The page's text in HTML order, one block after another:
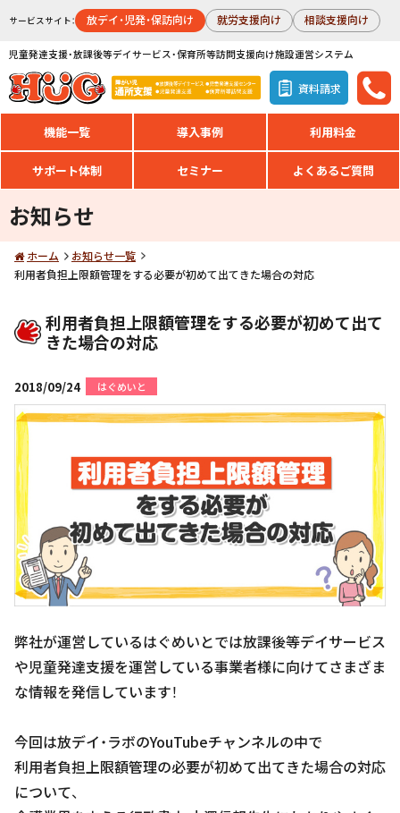
サービスサイト： 放デイ・児発・保訪向け 就労支援向け 相談支援向け
児童発達支援・放課後等デイサービス・保育所等訪問支援向け施設運営システム
資料請求
機能一覧 導入事例 利用料金
サポート体制 セミナー よくあるご質問
お知らせ
ホーム
お知らせ一覧
利用者負担上限額管理をする必要が初めて出てきた場合の対応
利用者負担上限額管理をする必要が初めて出て
きた場合の対応
2018/09/24 はぐめいと
弊社が運営しているはぐめいとでは放課後等デイサービス
や児童発達支援を運営している事業者様に向けてさまざま
な情報を発信しています！
今回は放デイ・ラボのYouTubeチャンネルの中で
利用者負担上限額管理の必要が初めて出てきた場合の対応
について、